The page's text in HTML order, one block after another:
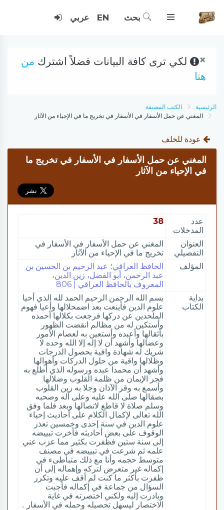
بحث EN عربي
× لكي ترى كافة البيانات فضلاً اشترك من
هنا
الرئيسية
الكتب المصنفة
المغني عن حمل الأسفار في الأسفار في تخريج ما في الإحياء من الآثار
عودة للخلف
المغني عن حمل الأسفار في الأسفار في تخريج ما
في الإحياء من الآثار
عدد
المدخلات
38
العنوان
التفصيلي
المغني عن حمل الأسفار في الأسفار في
تخريج ما في الإحياء من الآثار
المؤلف
الحافظ العراقي؛ عبد الرحيم بن الحسين بن
عبد الرحمن، أبو الفضل، زين الدين،
المعروف بالحافظ العراقي | 806
بداية
الكتاب
بسم الله الرحمن الرحيم الحمد لله الذي أحيا
علوم الدين فأينعت بعد اضمحلالها وأعيا فهوم
الملحدين عن دركها فرجعت بكلالها أحمده
وأستكين له من مظالم انقضت الظهور
بأثقالها وأعبده وأستعين به لعصام الأمور
وعضالها وأشهد أن لا إله إلا الله وحده لا
شريك له شهادة وافية بحصول الدرجات
وظلالها واقية من حلول الدركات وأهوالها
وأشهد أن محمدا عبده ورسوله الذي أطلع به
فجر الإيمان من ظلمة القلوب وضلالها
وأسمع به وقر الآذان وجلا به رين القلوب
بصقالها صلى الله عليه وعلى آله وصحبه
وسلم صلاة لا قاطع لاتصالها وبعد فلما وفق
الله تعالى لإكمال الكلام على أحاديث إحياء
علوم الدين في سنة إحدى وخمسين تعذر
الوقوف على بعض أحاديثه فأخرت تبييضه
إلى سنة ستين فظفرت بكثير مما عزب عني
علمه ثم شرعت في تبييضه في مصنف
متوسط حجمه وأنا مع ذلك متباطىء في
إكماله غير متعرض لتركه وإهماله إلى أن
ظفرت بأكثر ما كنت لم أقف عليه وتكرر
السؤال من جماعة في إكماله فأجبت
وبادرت إليه ولكني اختصرته في غاية
الاختصار ليسهل تحصيله وحمله في الأسفار ..